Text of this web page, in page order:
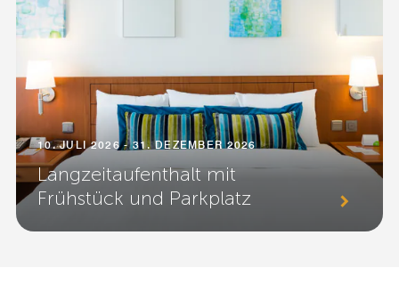
10. JULI 2026 - 31. DEZEMBER 2026
Langzeitaufenthalt mit
Frühstück und Parkplatz